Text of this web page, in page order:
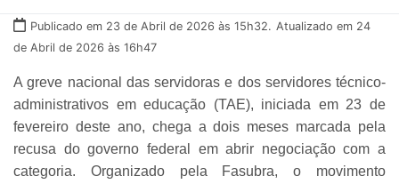
Publicado em 23 de Abril de 2026 às 15h32. Atualizado em 24
de Abril de 2026 às 16h47
A greve nacional das servidoras e dos servidores técnico-
administrativos em educação (TAE), iniciada em 23 de
fevereiro deste ano, chega a dois meses marcada pela
recusa do governo federal em abrir negociação com a
categoria. Organizado pela Fasubra, o movimento